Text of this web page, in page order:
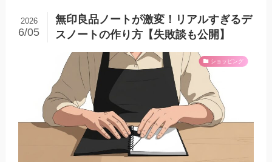
無印良品ノートが激変！リアルすぎるデ
スノートの作り方【失敗談も公開】
2026
6/05
ショッピング